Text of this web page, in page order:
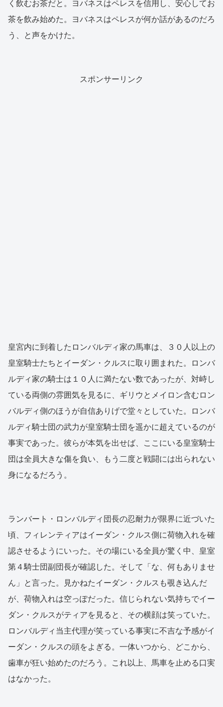
く飲むお茶だと。ヨバネスはペレスを信用し、安心してお
茶を飲み始めた。ヨバネスはペレスが何か話があるのだろ
う、と声をかけた。
スポンサーリンク
皇宮内に到着したロンバルディ家の馬車は、３０人以上の
皇室騎士たちとイーダン・クルスに取り囲まれた。ロンバ
ルディ家の騎士は１０人に満たない数であったが、対峙し
ている両側の雰囲気を見るに、ギリウとメイロン含むロン
バルディ側のほうが自信ありげで堂々としていた。ロンバ
ルディ騎士団の武力が皇室騎士団を遥かに超えているのが
事実であった。彼らが本気を出せば、ここにいる皇室騎士
団は全員大きな傷を負い、もう二度と戦闘には出られない
身になるだろう。
ランバート・ロンバルディ団長の忍耐力が限界に近づいた
頃、フィレンティアはイーダン・クルス側に荷物入れを確
認させるようにいった。その場にいる全員が驚く中、皇室
第４騎士団副団長が確認した。そして「な、何もありませ
ん」と言った。見かねたイーダン・クルスも覗き込んだ
が、荷物入れは空っぽだった。信じられない気持ちでイー
ダン・クルスがティアを見ると、その横顔は笑っていた。
ロンバルディ当主代理が笑っている事実に不吉な予感がイ
ーダン・クルスの頭をよぎる。一体いつから、どこから、
歯車が狂い始めたのだろう。これ以上、馬車を止める口実
はなかった。